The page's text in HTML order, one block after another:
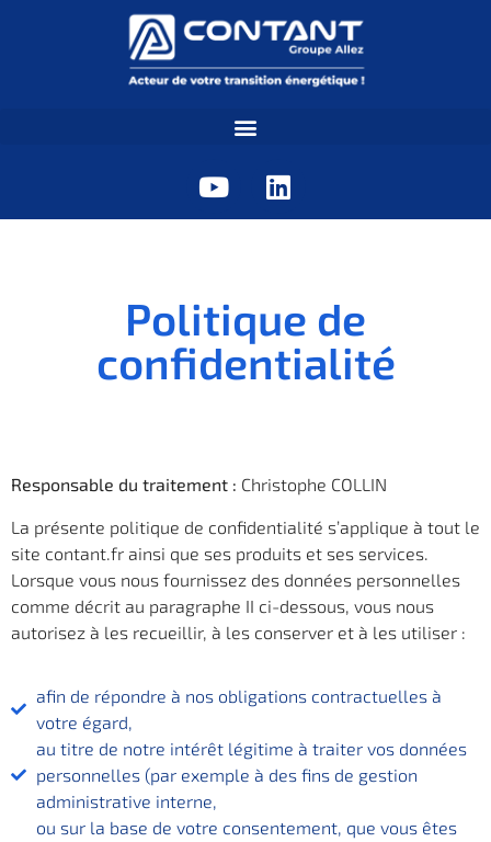
Politique de
confidentialité
Responsable du traitement : Christophe COLLIN
La présente politique de confidentialité s’applique à tout le
site contant.fr ainsi que ses produits et ses services.
Lorsque vous nous fournissez des données personnelles
comme décrit au paragraphe II ci-dessous, vous nous
autorisez à les recueillir, à les conserver et à les utiliser :
afin de répondre à nos obligations contractuelles à
votre égard,
au titre de notre intérêt légitime à traiter vos données
personnelles (par exemple à des fins de gestion
administrative interne,
ou sur la base de votre consentement, que vous êtes